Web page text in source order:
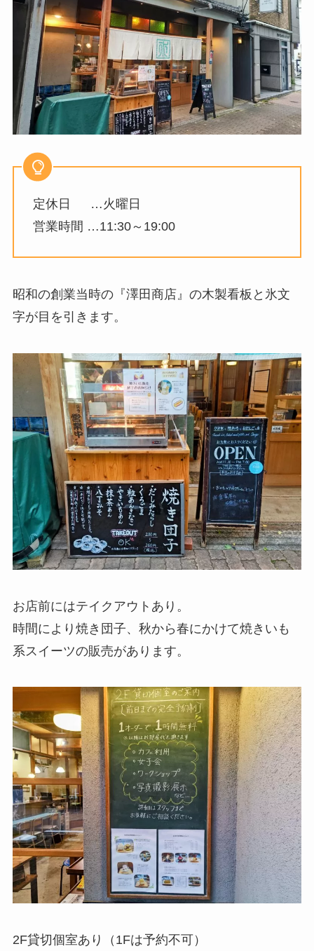
定休日 …火曜日
営業時間 …11:30～19:00
昭和の創業当時の『澤田商店』の木製看板と氷文
字が目を引きます。
お店前にはテイクアウトあり。
時間により焼き団子、秋から春にかけて焼きいも
系スイーツの販売があります。
2F貸切個室あり（1Fは予約不可）